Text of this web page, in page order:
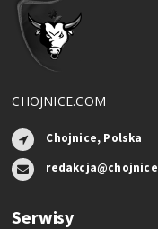
CHOJNICE.COM
Chojnice, Polska
Serwisy